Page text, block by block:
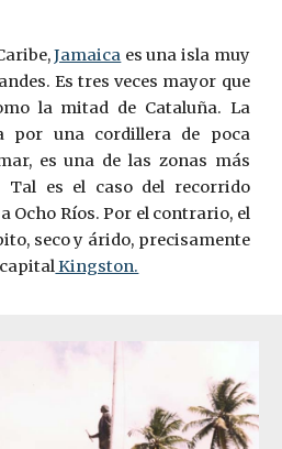
Jamaica es una isla muy
Es tres veces mayor que
la mitad de Cataluña. La
por una cordillera de poca
es una de las zonas más
Tal es el caso del recorrido
Ocho Ríos. Por el contrario, el
seco y árido, precisamente
Kingston.